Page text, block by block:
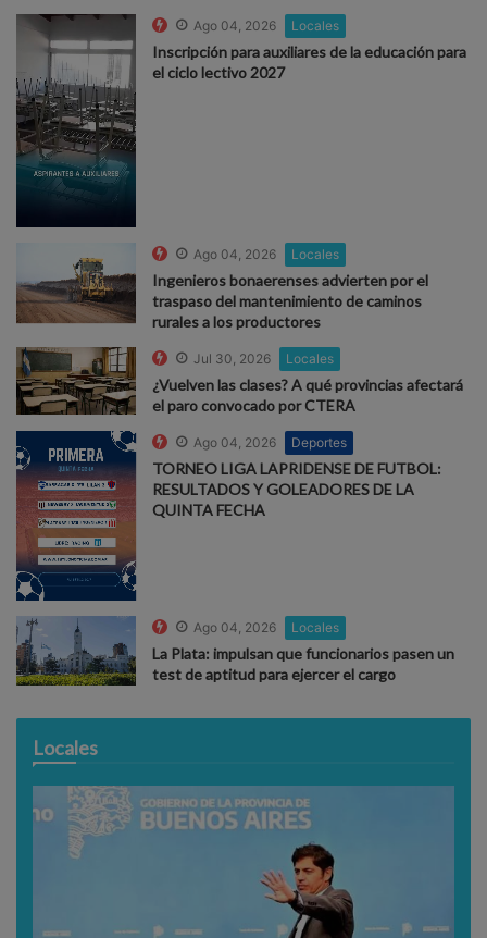
Ago 04, 2026 Locales
Inscripción para auxiliares de la educación para
el ciclo lectivo 2027
Ago 04, 2026 Locales
Ingenieros bonaerenses advierten por el
traspaso del mantenimiento de caminos
rurales a los productores
Jul 30, 2026 Locales
¿Vuelven las clases? A qué provincias afectará
el paro convocado por CTERA
Ago 04, 2026 Deportes
TORNEO LIGA LAPRIDENSE DE FUTBOL:
RESULTADOS Y GOLEADORES DE LA
QUINTA FECHA
Ago 04, 2026 Locales
La Plata: impulsan que funcionarios pasen un
test de aptitud para ejercer el cargo
Locales